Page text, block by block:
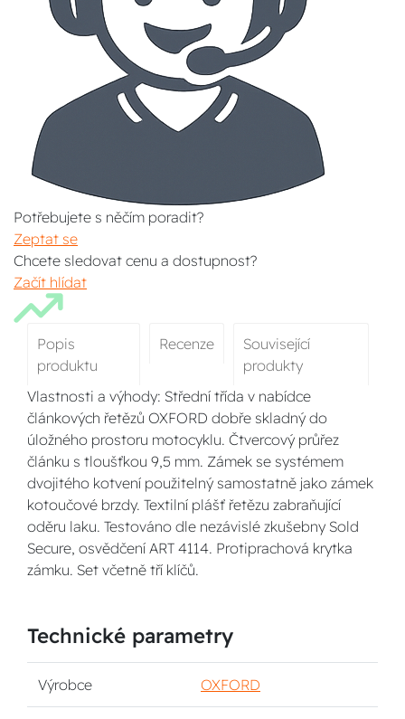
Potřebujete s něčím poradit?
Zeptat se
Chcete sledovat cenu a dostupnost?
Začít hlídat
Popis
produktu
Recenze
Související
produkty
Vlastnosti a výhody: Střední třída v nabídce
článkových řetězů OXFORD dobře skladný do
úložného prostoru motocyklu. Čtvercový průřez
článku s tloušťkou 9,5 mm. Zámek se systémem
dvojitého kotvení použitelný samostatně jako zámek
kotoučové brzdy. Textilní plášť řetězu zabraňující
oděru laku. Testováno dle nezávislé zkušebny Sold
Secure, osvědčení ART 4114. Protiprachová krytka
zámku. Set včetně tří klíčů.
Technické parametry
Výrobce OXFORD